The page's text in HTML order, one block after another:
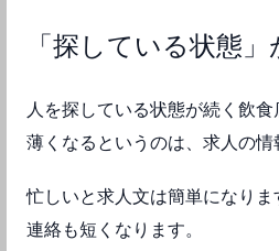
「探している状態
人を探している状態が続く飲食
薄くなるというのは、求人の
忙しいと求人文は簡単になりま
連絡も短くなります。